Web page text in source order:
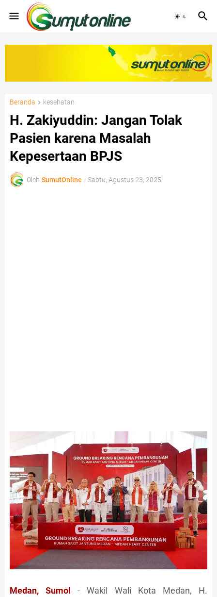
Beranda kesehatan
H. Zakiyuddin: Jangan Tolak
Pasien karena Masalah
Kepesertaan BPJS
Oleh SumutOnline - Sabtu, Agustus 23, 2025
Medan, Sumol
- Wakil Wali Kota Medan, H.